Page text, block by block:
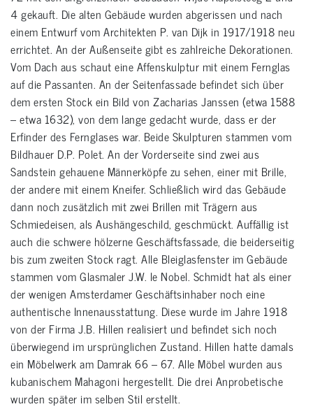
4 gekauft. Die alten Gebäude wurden abgerissen und nach
einem Entwurf vom Architekten P. van Dijk in 1917/1918 neu
errichtet. An der Außenseite gibt es zahlreiche Dekorationen.
Vom Dach aus schaut eine Affenskulptur mit einem Fernglas
auf die Passanten. An der Seitenfassade befindet sich über
dem ersten Stock ein Bild von Zacharias Janssen (etwa 1588
– etwa 1632), von dem lange gedacht wurde, dass er der
Erfinder des Fernglases war. Beide Skulpturen stammen vom
Bildhauer D.P. Polet. An der Vorderseite sind zwei aus
Sandstein gehauene Männerköpfe zu sehen, einer mit Brille,
der andere mit einem Kneifer. Schließlich wird das Gebäude
dann noch zusätzlich mit zwei Brillen mit Trägern aus
Schmiedeisen, als Aushängeschild, geschmückt. Auffällig ist
auch die schwere hölzerne Geschäftsfassade, die beiderseitig
bis zum zweiten Stock ragt. Alle Bleiglasfenster im Gebäude
stammen vom Glasmaler J.W. le Nobel. Schmidt hat als einer
der wenigen Amsterdamer Geschäftsinhaber noch eine
authentische Innenausstattung. Diese wurde im Jahre 1918
von der Firma J.B. Hillen realisiert und befindet sich noch
überwiegend im ursprünglichen Zustand. Hillen hatte damals
ein Möbelwerk am Damrak 66 – 67. Alle Möbel wurden aus
kubanischem Mahagoni hergestellt. Die drei Anprobetische
wurden später im selben Stil erstellt.